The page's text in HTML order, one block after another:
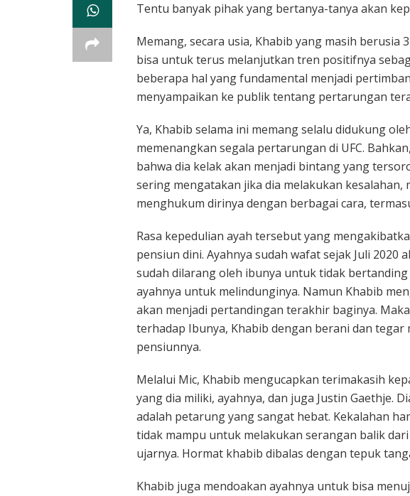
Tentu banyak pihak yang bertanya-tanya akan
Memang, secara usia, Khabib yang masih berusia
bisa untuk terus melanjutkan tren positifnya
beberapa hal yang fundamental menjadi
menyampaikan ke publik tentang pertarungan
Ya, Khabib selama ini memang selalu didukung
memenangkan segala pertarungan di UFC.
bahwa dia kelak akan menjadi bintang yang
sering mengatakan jika dia melakukan
menghukum dirinya dengan berbagai cara,
Rasa kepedulian ayah tersebut yang
pensiun dini. Ayahnya sudah wafat sejak Juli 2020
sudah dilarang oleh ibunya untuk tidak bertanding
ayahnya untuk melindunginya. Namun Khabib
akan menjadi pertandingan terakhir baginya.
terhadap Ibunya, Khabib dengan berani dan
pensiunnya.
Melalui Mic, Khabib mengucapkan terimakasih
yang dia miliki, ayahnya, dan juga Justin Gaethje.
adalah petarung yang sangat hebat. Kekalahan
tidak mampu untuk melakukan serangan balik
ujarnya. Hormat khabib dibalas dengan tepuk
Khabib juga mendoakan ayahnya untuk bisa